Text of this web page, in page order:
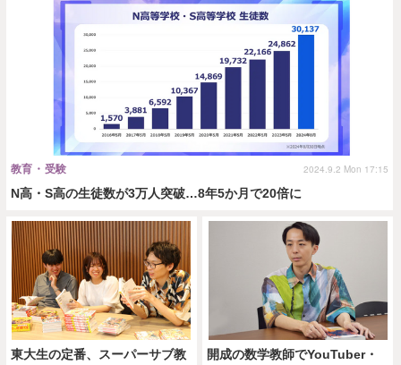
N高・S高の生徒数が3万人突破…8年5か月で20倍に
教育・受験 2024.9.2 Mon 17:15
東大生の定番、スーパーサブ教
開成の数学教師でYouTuber・